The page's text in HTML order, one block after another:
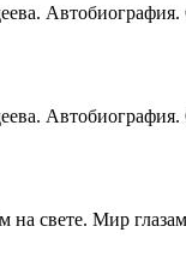
на свете. Мир